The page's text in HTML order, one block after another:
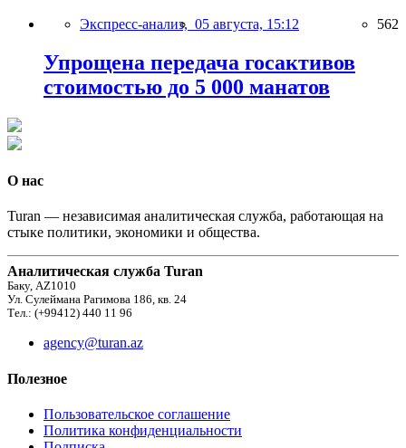
Экспресс-анализ, 05 августа, 15:12 562
Упрощена передача госактивов
стоимостью до 5 000 манатов
О нас
Turan — независимая аналитическая служба, работающая на
стыке политики, экономики и общества.
Аналитическая служба Turan
Баку, AZ1010
Ул. Сулеймана Рагимова 186, кв. 24
Тел.: (+99412) 440 11 96
agency@turan.az
Полезное
Пользовательское соглашение
Политика конфиденциальности